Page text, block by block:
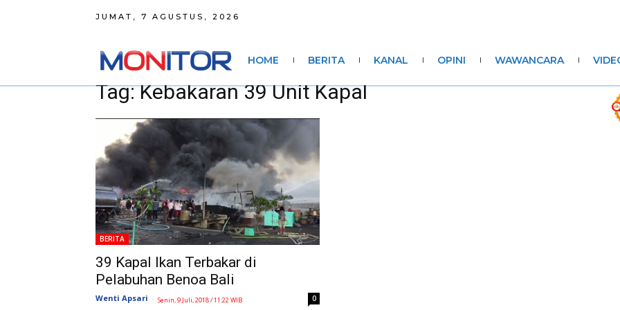
JUMAT, 7 AGUSTUS, 2026
HOME BERITA KANAL OPINI WAWANCARA
Tag: Kebakaran 39 Unit Kapal
BERITA
39 Kapal Ikan Terbakar di
Pelabuhan Benoa Bali
Wenti Apsari - Senin, 9 Juli, 2018 / 11:22 WIB 0